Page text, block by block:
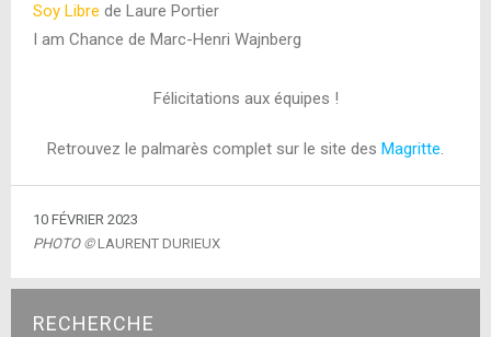
Soy Libre de Laure Portier
I am Chance de Marc-Henri Wajnberg
Félicitations aux équipes !
Retrouvez le palmarès complet sur le site des Magritte.
10 FÉVRIER 2023
PHOTO ©LAURENT DURIEUX
RECHERCHE